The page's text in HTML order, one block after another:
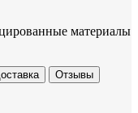
материалы
Отзывы